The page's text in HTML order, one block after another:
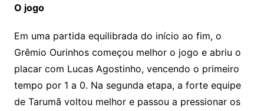
O jogo
Em uma partida equilibrada do início ao fim, o
Grêmio Ourinhos começou melhor o jogo e abriu o
placar com Lucas Agostinho, vencendo o primeiro
tempo por 1 a 0. Na segunda etapa, a forte equipe
de Tarumã voltou melhor e passou a pressionar os